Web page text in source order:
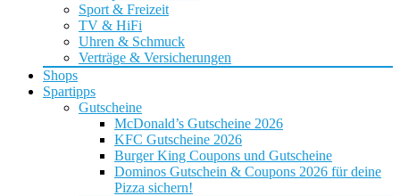
Sport & Freizeit
TV & HiFi
Uhren & Schmuck
Verträge & Versicherungen
Shops
Spartipps
Gutscheine
McDonald’s Gutscheine 2026
KFC Gutscheine 2026
Burger King Coupons und Gutscheine
Dominos Gutschein & Coupons 2026 für deine
Pizza sichern!